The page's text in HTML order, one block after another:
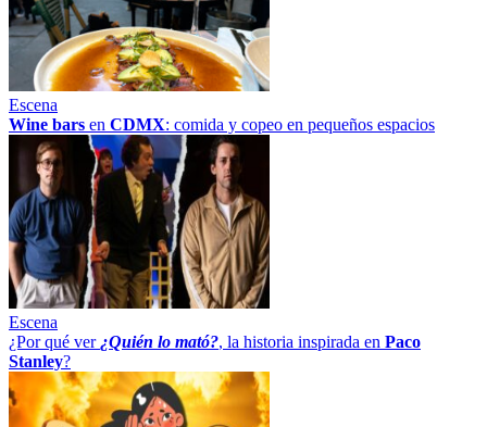
Escena
Wine bars en CDMX: comida y copeo en pequeños espacios
Escena
¿Por qué ver ¿Quién lo mató?, la historia inspirada en Paco
Stanley?